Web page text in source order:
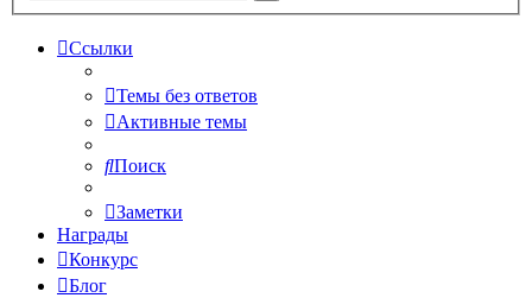
Ссылки
Темы без ответов
Активные темы
Поиск
Заметки
Награды
Конкурс
Блог